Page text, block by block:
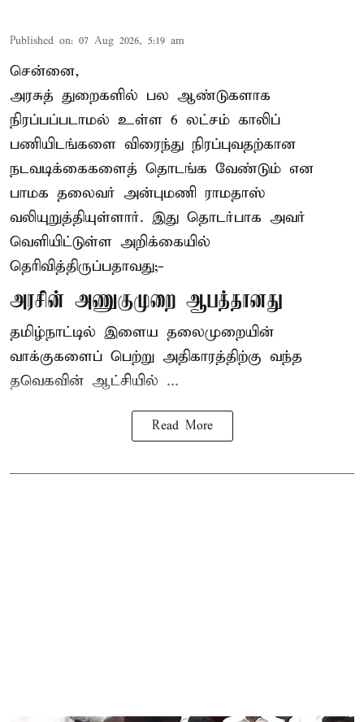
Published on: 07 Aug 2026, 5:19 am
சென்னை,
அரசுத் துறைகளில் பல ஆண்டுகளாக
நிரப்பப்படாமல் உள்ள 6 லட்சம் காலிப்
பணியிடங்களை விரைந்து நிரப்புவதற்கான
நடவடிக்கைகளைத் தொடங்க வேண்டும் என
பாமக தலைவர் அன்புமணி ராமதாஸ்
வலியுறுத்தியுள்ளார். இது தொடர்பாக அவர்
வெளியிட்டுள்ள அறிக்கையில்
தெரிவித்திருப்பதாவது;-
அரசின் அணுகுமுறை ஆபத்தானது
தமிழ்நாட்டில் இளைய தலைமுறையின்
வாக்குகளைப் பெற்று அதிகாரத்திற்கு வந்த
தவெகவின் ஆட்சியில் ...
Read More